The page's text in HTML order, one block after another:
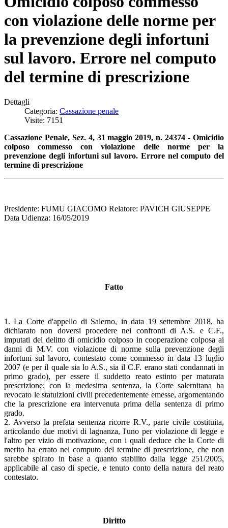
con violazione delle norme per
la prevenzione degli infortuni
sul lavoro. Errore nel computo
del termine di prescrizione
Dettagli
Categoria: Cassazione penale
Visite: 7151
Cassazione Penale, Sez. 4, 31 maggio 2019, n. 24374 - Omicidio
colposo commesso con violazione delle norme per la
prevenzione degli infortuni sul lavoro. Errore nel computo del
termine di prescrizione
Presidente: FUMU GIACOMO Relatore: PAVICH GIUSEPPE
Data Udienza: 16/05/2019
Fatto
1. La Corte d'appello di Salerno, in data 19 settembre 2018, ha
dichiarato non doversi procedere nei confronti di A.S. e C.F.,
imputati del delitto di omicidio colposo in cooperazione colposa ai
danni di M.V. con violazione di norme sulla prevenzione degli
infortuni sul lavoro, contestato come commesso in data 13 luglio
2007 (e per il quale sia lo A.S., sia il C.F. erano stati condannati in
primo grado), per essere il suddetto reato estinto per maturata
prescrizione; con la medesima sentenza, la Corte salernitana ha
revocato le statuizioni civili precedentemente emesse, argomentando
che la prescrizione era intervenuta prima della sentenza di primo
grado.
2. Avverso la prefata sentenza ricorre R.V., parte civile costituita,
articolando due motivi di lagnanza, l'uno per violazione di legge e
l'altro per vizio di motivazione, con i quali deduce che la Corte di
merito ha errato nel computo del termine di prescrizione, che non
sarebbe spirato in base a quanto stabilito dalla legge 251/2005,
applicabile al caso di specie, e tenuto conto della natura del reato
contestato.
Diritto